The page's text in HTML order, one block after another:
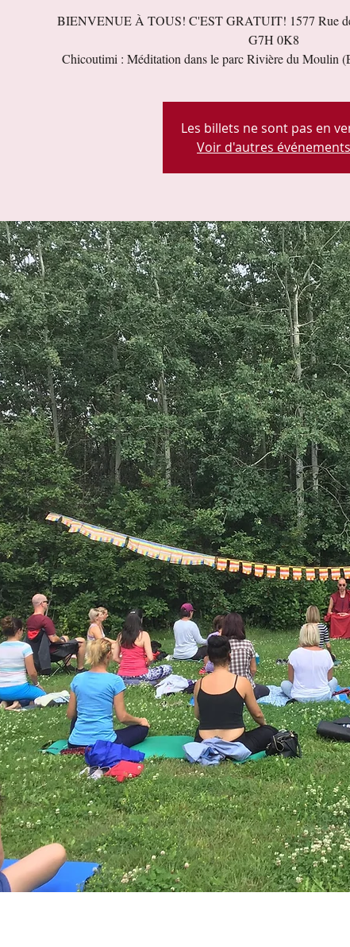
BIENVENUE À TOUS! C'EST GRATUIT! 1577 Rue
G7H 0K8
Chicoutimi : Méditation dans le parc Rivière du Moulin
Les billets ne sont pas en
Voir d'autres événements